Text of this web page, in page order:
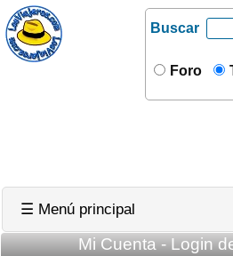
Buscar
Foro
☰ Menú principal
Mi Cuenta - Login